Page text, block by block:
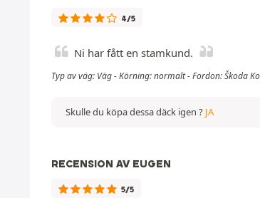
4/5
Ni har fått en stamkund.
Typ av väg: Väg - Körning: normalt - Fordon: Škoda
Skulle du köpa dessa däck igen ? JA
RECENSION AV EUGEN
5/5